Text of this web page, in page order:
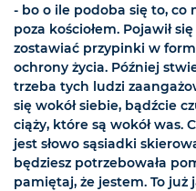
- bo o ile podoba się to, co
poza kościołem. Pojawił
zostawiać przypinki w
ochrony życia. Później
trzeba tych ludzi
się wokół siebie, bądźcie
ciąży, które są wokół was.
jest słowo sąsiadki
będziesz potrzebowała
pamiętaj, że jestem. To